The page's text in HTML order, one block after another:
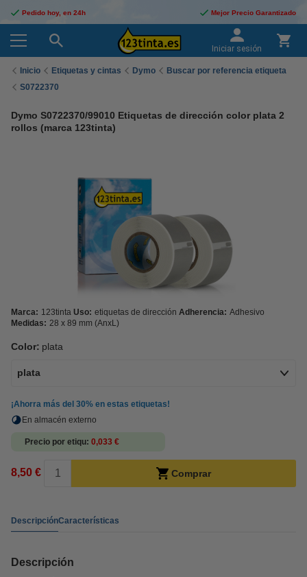
Pedido hoy, en 24h Mejor Precio Garantizado
Iniciar sesión
Inicio Etiquetas y cintas Dymo
Buscar por referencia etiqueta
S0722370
Dymo S0722370/99010 Etiquetas de dirección color plata 2
rollos (marca 123tinta)
Marca: 123tinta Uso: etiquetas de dirección Adherencia: Adhesivo
Medidas: 28 x 89 mm (AnxL)
Color: plata
plata
¡Ahorra más del 30% en estas etiquetas!
En almacén externo
Precio por etiqu 0,033 €
8,50 € Comprar
DescripciónCaracterísticas
Descripción